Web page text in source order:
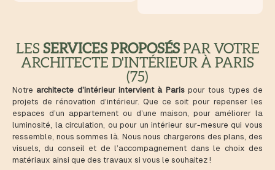
LES SERVICES PROPOSÉSPAR VOTRE
ARCHITECTE D'INTÉRIEUR À PARIS
(75)
Notre architecte d’intérieur intervient à Parispour tous types de
projets de rénovation d’intérieur. Que ce soit pour repenser les
espaces d’un appartement ou d’une maison, pour améliorer la
luminosité, la circulation, ou pour un intérieur sur-mesure qui vous
ressemble, nous sommes là. Nous nous chargerons des plans, des
visuels, du conseil et de l’accompagnement dans le choix des
matériaux ainsi que des travaux si vous le souhaitez !